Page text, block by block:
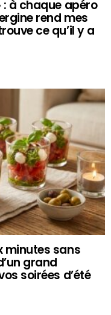
: à chaque apéro
rend mes
ce qu’il y a
minutes sans
grand
soirées d’été